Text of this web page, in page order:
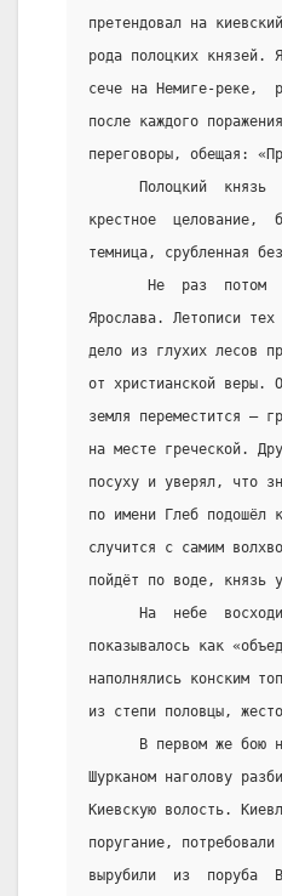
претендовал на
рода полоцких князей.
сече на Немиге-реке,
после каждого
переговоры, обещая:
Полоцкий  князь
крестное  целование,
темница, срубленная
Не  раз  потом
Ярослава. Летописи
дело из глухих лесов
от христианской
земля переместится –
на месте греческой.
посуху и уверял, что
по имени Глеб
случится с самим
пойдёт по воде, князь
На  небе
показывалось как
наполнялись конским
из степи половцы,
В первом же бою
Шурканом наголову
Киевскую волость.
поругание,
вырубили  из  поруба